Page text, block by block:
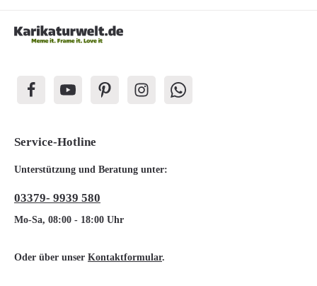
Service-Hotline
Unterstützung und Beratung unter:
03379- 9939 580
Mo-Sa, 08:00 - 18:00 Uhr
Oder über unser Kontaktformular.